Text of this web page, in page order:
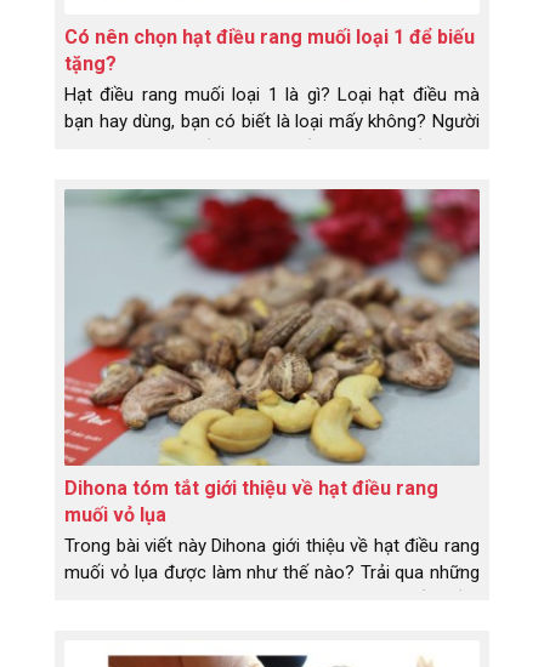
Có nên chọn hạt điều rang muối loại 1 để biếu
tặng?
Hạt điều rang muối loại 1 là gì? Loại hạt điều mà
bạn hay dùng, bạn có biết là loại mấy không? Người
ra giá thành khác nhau. Vì thế cùng là hạt điều,
nhưng không ít bạn thắc mắc tại sao cái này giá
khác, cái kia giá khác. Để tránh bị nhầm, không bị
mất tiền oan khi mua hạt điều, bạn cần biết hạt điều
rang muối loại 1 là gì, loại 2 là như thế nào.
Dihona tóm tắt giới thiệu về hạt điều rang
muối vỏ lụa
Trong bài viết này Dihona giới thiệu về hạt điều rang
muối vỏ lụa được làm như thế nào? Trải qua những
hạt điều rang muối vỏ lụa là món ăn, là loại hạt rất